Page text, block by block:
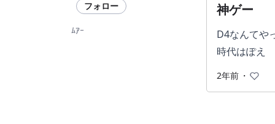
神ゲー
D4なんてや
時代はぽえ
2年前 ・
フォロー
ﾑｱｰ